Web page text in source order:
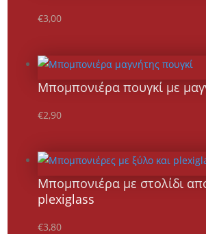
€3,00
Μπομπονιέρα πουγκί με
€2,90
Μπομπονιέρα με στολίδι
plexiglass
€3,80